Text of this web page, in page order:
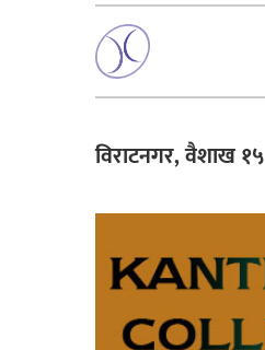
विराटनगर, वैशाख १५